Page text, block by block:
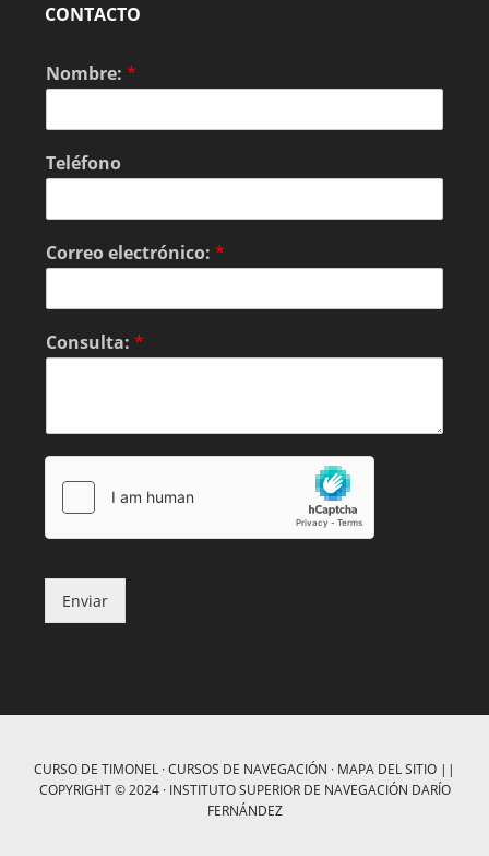
CONTACTO
Nombre: *
Teléfono
Correo electrónico: *
Consulta: *
Enviar
CURSO DE TIMONEL ·CURSOS DE NAVEGACIÓN · MAPA DEL SITIO ||
COPYRIGHT © 2024 · INSTITUTO SUPERIOR DE NAVEGACIÓN DARÍO
FERNÁNDEZ